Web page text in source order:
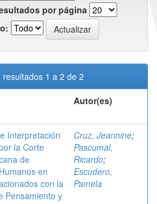
por página
resultados 1 a 2 de 2
Autor(es)
Interpretación
la Corte
de
en
con la
Pensamiento y
Cruz, Jeannine;
Pascumal,
Ricardo;
Escudero,
Pamela